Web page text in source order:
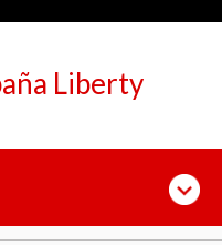
Liberty